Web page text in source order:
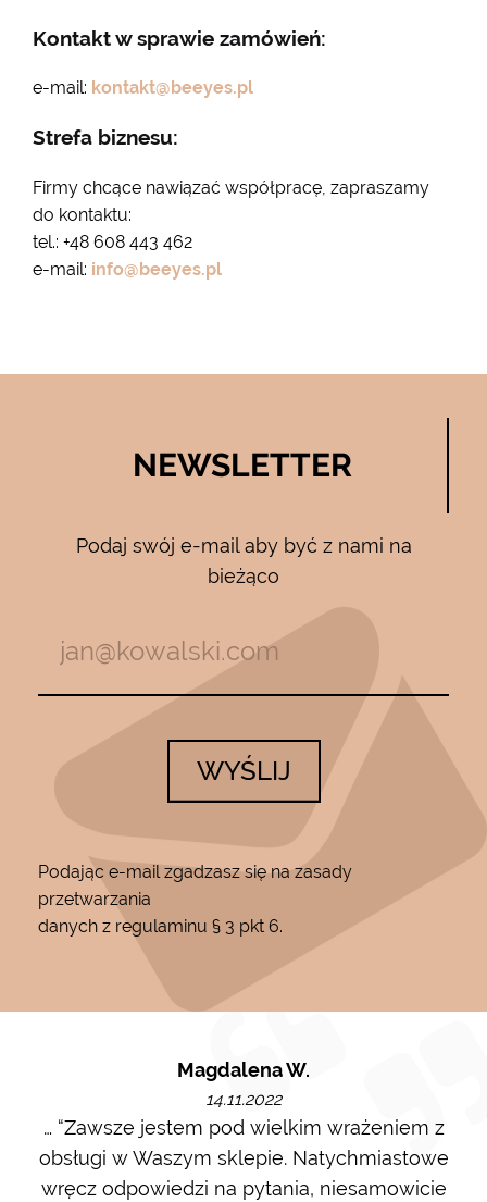
Kontakt w sprawie zamówień:
e-mail: kontakt@beeyes.pl
Strefa biznesu:
Firmy chcące nawiązać współpracę, zapraszamy
do kontaktu:
tel.: +48 608 443 462
e-mail: info@beeyes.pl
NEWSLETTER
Podaj swój e-mail aby być z nami na
bieżąco
WYŚLIJ
Podając e-mail zgadzasz się na zasady
przetwarzania
danych z regulaminu § 3 pkt 6.
Magdalena W.
14.11.2022
… “Zawsze jestem pod wielkim wrażeniem z
obsługi w Waszym sklepie. Natychmiastowe
wręcz odpowiedzi na pytania, niesamowicie